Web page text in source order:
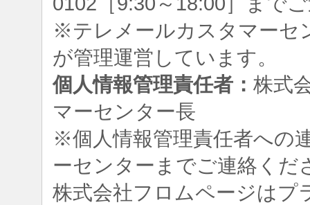
※テレメールカスタマーセ
が管理運営しています。
個人情報管理責任者： 株式
マーセンター長
※個人情報管理責任者への
ーセンターまでご連絡くだ
株式会社フロムページはプ